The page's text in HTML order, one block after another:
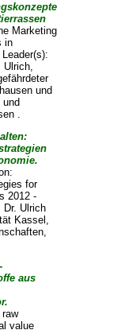
Marketing
in
Ulrich,
und
.
for
2012 -
Dr. Ulrich
Kassel,
aus
value